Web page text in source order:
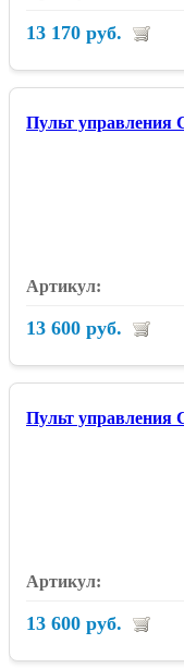
13 170 руб.
Пульт управления
13 600 руб.
Пульт управления
13 600 руб.